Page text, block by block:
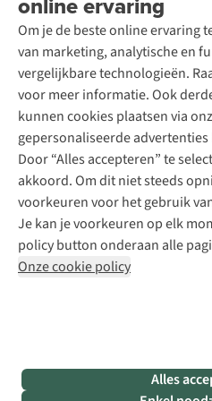
Om je de beste online ervaring
van marketing, analytische en
vergelijkbare technologieën.
voor meer informatie. Ook
kunnen cookies plaatsen via
gepersonaliseerde
Door “Alles accepteren” te
akkoord. Om dit niet steeds
voorkeuren voor het gebruik
Je kan je voorkeuren op elk
policy button onderaan alle
Onze cookie policy
Alles
Contact
Toegankelijkheidsverklaring
Schoenonderhoud
Schoenherstelling
Kledingherstelling
Retouches
Voor bedrijven
Explore Academy
Explore Camp
Gear Check
Inspiratie & advies
Meld je aan voor de nieuwsbrief
Disclaimer Privacy Policy
Cookie